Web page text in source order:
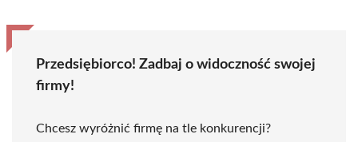
Przedsiębiorco! Zadbaj o widoczność swojej
firmy!
Chcesz wyróżnić firmę na tle konkurencji?